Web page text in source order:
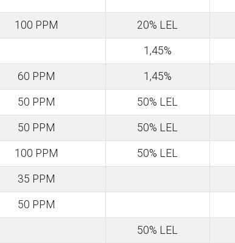
100 PPM 20% LEL
1,45%
60 PPM 1,45%
50 PPM 50% LEL
50 PPM 50% LEL
100 PPM 50% LEL
35 PPM
50 PPM
50% LEL